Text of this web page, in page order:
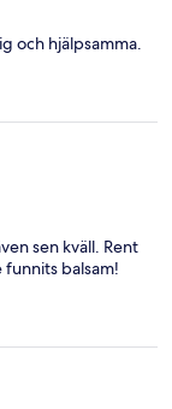
och hjälpsamma.
sen kväll. Rent
balsam!